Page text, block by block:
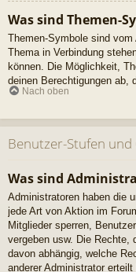
Was sind Themen-
Themen-Symbole sind
Thema in Verbindung
können. Die Möglichkeit,
deinen Berechtigungen ab,
Nach oben
Benutzer-Stufen
Was sind
Administratoren haben die
jede Art von Aktion im
Mitglieder sperren,
vergeben usw. Die Rechte,
davon abhängig, welche
anderer Administrator